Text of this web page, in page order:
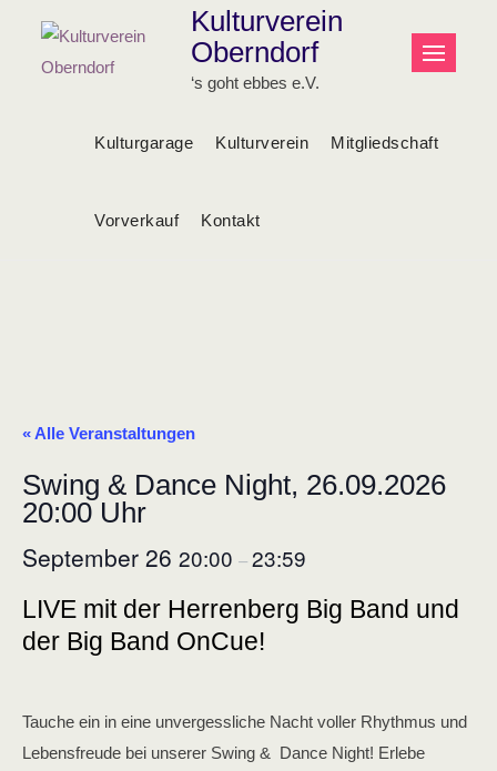
content
Kulturverein
Oberndorf
‘s goht ebbes e.V.
Kulturgarage Kulturverein Mitgliedschaft
Vorverkauf Kontakt
« Alle Veranstaltungen
Swing & Dance Night, 26.09.2026
20:00 Uhr
September 26 20:00 –23:59
LIVE mit der Herrenberg Big Band und
der Big Band OnCue!
Tauche ein in eine unvergessliche Nacht voller Rhythmus und
Lebensfreude bei unserer Swing & Dance Night! Erlebe